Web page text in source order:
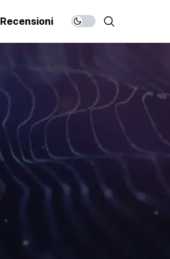
Recensioni